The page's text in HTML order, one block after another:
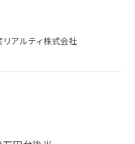
リアルティ株式会社